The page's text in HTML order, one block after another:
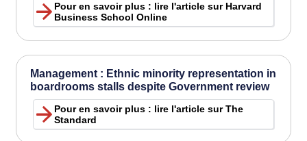
Pour en savoir plus : lire l'article sur Harvard
Business School Online
Management : Ethnic minority representation in
boardrooms stalls despite Government review
Pour en savoir plus : lire l'article sur The
Standard